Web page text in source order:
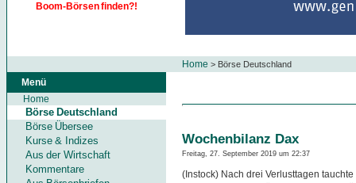
Boom-Börsen finden?!
Home > Börse Deutschland
Menü
Home
Börse Deutschland
Börse Übersee
Kurse & Indizes
Aus der Wirtschaft
Kommentare
Wochenbilanz Dax
Freitag, 27. September 2019 um 22:37
(Instock) Nach drei Verlusttagen